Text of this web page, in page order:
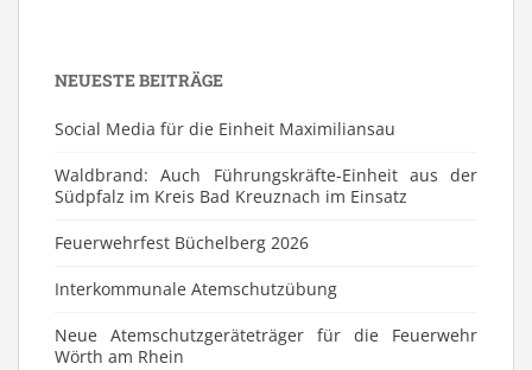
NEUESTE BEITRÄGE
Social Media für die Einheit Maximiliansau
Waldbrand: Auch Führungskräfte-Einheit aus der
Südpfalz im Kreis Bad Kreuznach im Einsatz
Feuerwehrfest Büchelberg 2026
⁠Interkommunale Atemschutzübung
Neue Atemschutzgeräteträger für die Feuerwehr
Wörth am Rhein